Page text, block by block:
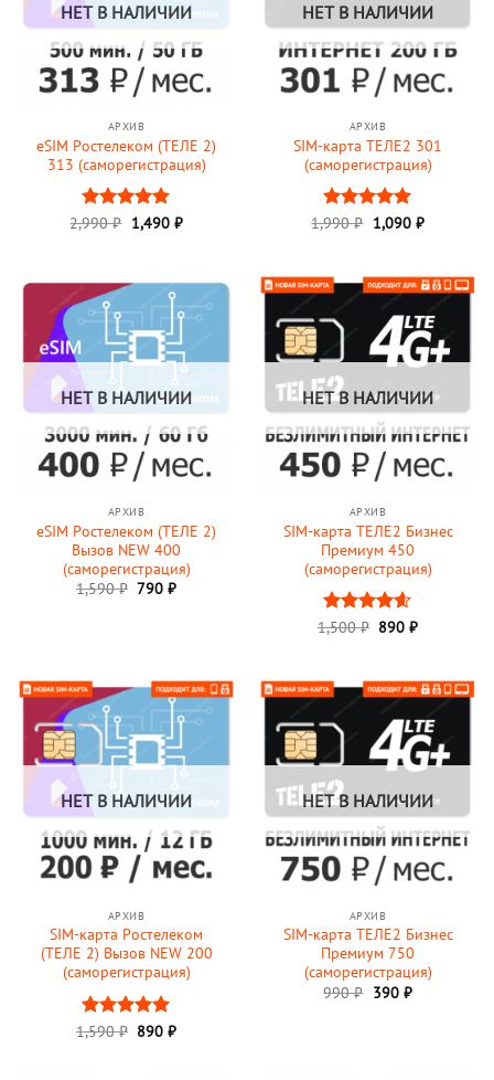
НЕТ В НАЛИЧИИ
АРХИВ
eSIM Ростелеком (ТЕЛЕ 2)
313 (саморегистрация)
Оценка5
2,990₽ Первоначальная
цена
1,490 ₽Текущая
НЕТ В НАЛИЧИИ
АРХИВ
SIM-карта ТЕЛЕ2 301
(саморегистрация)
Оценка5
1,990₽ Первоначальная
цена
1,090 ₽Текущая
НЕТ В НАЛИЧИИ
АРХИВ
eSIM Ростелеком (ТЕЛЕ 2)
Вызов NEW 400
(саморегистрация)
1,590₽ Первоначальная
790₽Текущая
НЕТ В НАЛИЧИИ
АРХИВ
SIM-карта ТЕЛЕ2 Бизнес
Премиум 450
(саморегистрация)
Оценка
1,500₽ Первоначальная
890₽Текущая
НЕТ В НАЛИЧИИ
АРХИВ
SIM-карта Ростелеком
(ТЕЛЕ 2) Вызов NEW 200
(саморегистрация)
Оценка5
1,590₽ Первоначальная
890₽Текущая
НЕТ В НАЛИЧИИ
АРХИВ
SIM-карта ТЕЛЕ2 Бизнес
Премиум 750
(саморегистрация)
990₽ Первоначальная
390 ₽Текущая